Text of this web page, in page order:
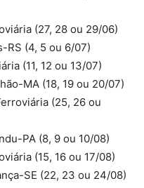
(27, 28 ou 29/06)
RS (4, 5 ou 6/07)
(11, 12 ou 13/07)
MA (18, 19 ou 20/07)
(25, 26 ou
PA (8, 9 ou 10/08)
(15, 16 ou 17/08)
SE (22, 23 ou 24/08)